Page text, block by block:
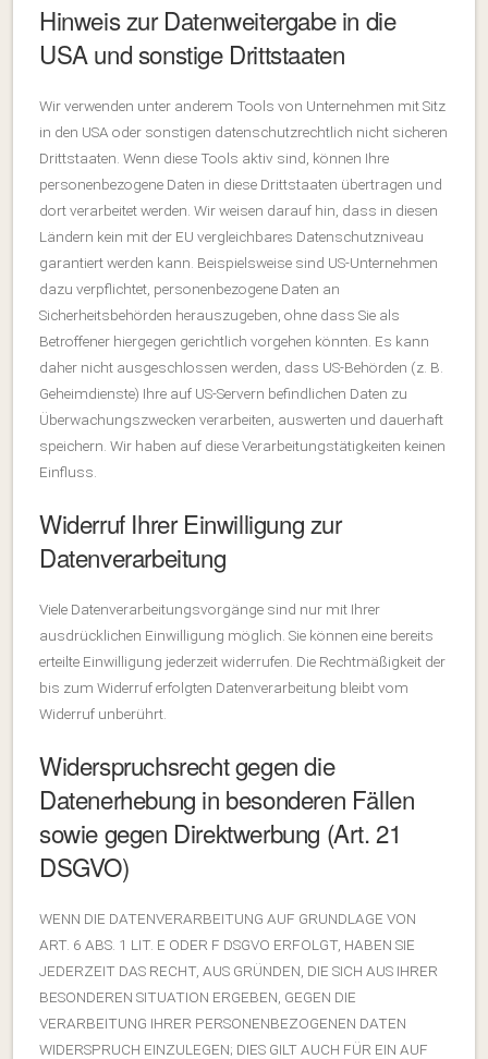
Hinweis zur Datenweitergabe in die
USA und sonstige Drittstaaten
Wir verwenden unter anderem Tools von Unternehmen mit Sitz
in den USA oder sonstigen datenschutzrechtlich nicht sicheren
Drittstaaten. Wenn diese Tools aktiv sind, können Ihre
personenbezogene Daten in diese Drittstaaten übertragen und
dort verarbeitet werden. Wir weisen darauf hin, dass in diesen
Ländern kein mit der EU vergleichbares Datenschutzniveau
garantiert werden kann. Beispielsweise sind US-Unternehmen
dazu verpflichtet, personenbezogene Daten an
Sicherheitsbehörden herauszugeben, ohne dass Sie als
Betroffener hiergegen gerichtlich vorgehen könnten. Es kann
daher nicht ausgeschlossen werden, dass US-Behörden (z. B.
Geheimdienste) Ihre auf US-Servern befindlichen Daten zu
Überwachungszwecken verarbeiten, auswerten und dauerhaft
speichern. Wir haben auf diese Verarbeitungstätigkeiten keinen
Einfluss.
Widerruf Ihrer Einwilligung zur
Datenverarbeitung
Viele Datenverarbeitungsvorgänge sind nur mit Ihrer
ausdrücklichen Einwilligung möglich. Sie können eine bereits
erteilte Einwilligung jederzeit widerrufen. Die Rechtmäßigkeit der
bis zum Widerruf erfolgten Datenverarbeitung bleibt vom
Widerruf unberührt.
Widerspruchsrecht gegen die
Datenerhebung in besonderen Fällen
sowie gegen Direktwerbung (Art. 21
DSGVO)
WENN DIE DATENVERARBEITUNG AUF GRUNDLAGE VON
ART. 6 ABS. 1 LIT. E ODER F DSGVO ERFOLGT, HABEN SIE
JEDERZEIT DAS RECHT, AUS GRÜNDEN, DIE SICH AUS IHRER
BESONDEREN SITUATION ERGEBEN, GEGEN DIE
VERARBEITUNG IHRER PERSONENBEZOGENEN DATEN
WIDERSPRUCH EINZULEGEN; DIES GILT AUCH FÜR EIN AUF